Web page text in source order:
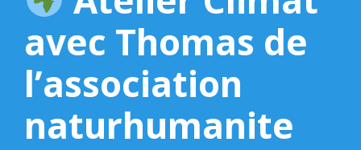
avec Thomas de
l’association
naturhumanite